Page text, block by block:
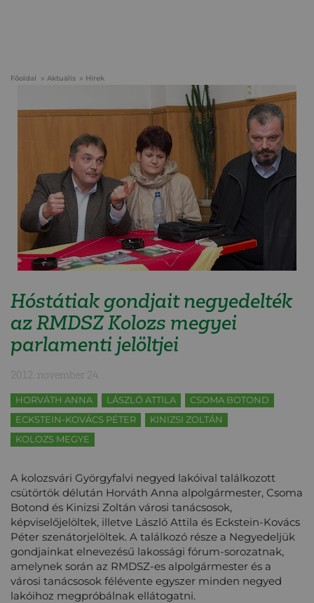
Főoldal Aktuális Hírek
Hóstátiak gondjait negyedelték
az RMDSZ Kolozs megyei
parlamenti jelöltjei
2012. november 24.
HORVÁTH ANNA LÁSZLÓ ATTILA
CSOMA BOTOND
ECKSTEIN-KOVÁCS PÉTER
KINIZSI ZOLTÁN
KOLOZS MEGYE
A kolozsvári Györgyfalvi negyed lakóival találkozott
csütörtök délután Horváth Anna alpolgármester, Csoma
Botond és Kinizsi Zoltán városi tanácsosok,
képviselőjelöltek, illetve László Attila és Eckstein-Kovács
Péter szenátorjelöltek. A találkozó része a Negyedeljük
gondjainkat elnevezésű lakossági fórum-sorozatnak,
amelynek során az RMDSZ-es alpolgármester és a
városi tanácsosok félévente egyszer minden negyed
lakóihoz megpróbálnak ellátogatni.